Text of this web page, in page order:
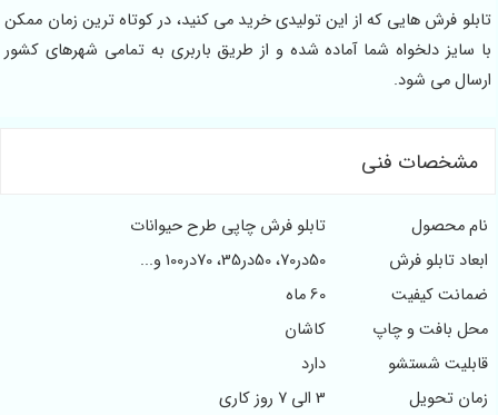
تابلو فرش هایی که از این تولیدی خرید می کنید، در کوتاه ترین زمان ممکن
با سایز دلخواه شما آماده شده و از طریق باربری به تمامی شهرهای کشور
ارسال می شود.
مشخصات فنی
نام محصول
تابلو فرش چاپی طرح حیوانات
ابعاد تابلو فرش
50در70، 50در35، 70در100 و...
ضمانت کیفیت
60 ماه
محل بافت و چاپ
کاشان
قابلیت شستشو
دارد
زمان تحویل
3 الی 7 روز کاری